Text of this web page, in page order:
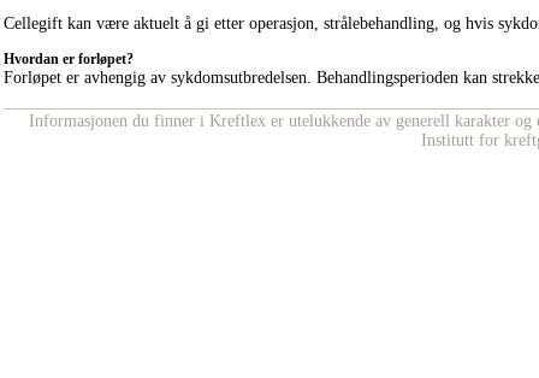
Cellegift kan være aktuelt å gi etter operasjon, strålebehandling, og hvis
Hvordan er forløpet?
Forløpet er avhengig av sykdomsutbredelsen. Behandlingsperioden kan
Informasjonen du finner i Kreftlex er utelukkende av generell karakter og
Institutt for